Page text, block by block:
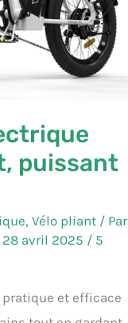
puissant
, Vélo pliant/ Par
28 avril 2025 / 5
et efficace